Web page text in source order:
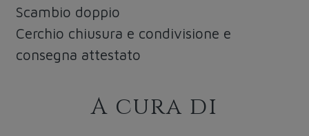
Scambio doppio
Cerchio chiusura e condivisione e
consegna attestato
A cura di